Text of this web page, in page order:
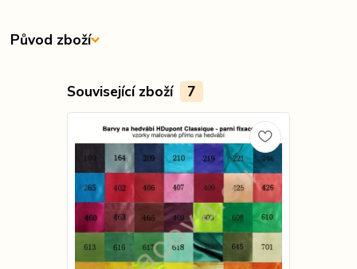
Původ zboží
Související zboží 7